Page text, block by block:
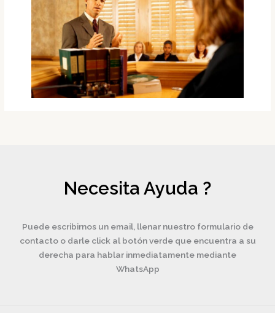
Necesita Ayuda ?
Puede escribirnos un email, llenar nuestro formulario de
contacto o darle click al botón verde que encuentra a su
derecha para hablar inmediatamente mediante
WhatsApp